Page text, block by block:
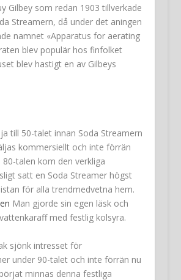
Gilbey som redan 1903 tillverkade
Streamern, då under det aningen
namnet «Apparatus for aerating
blev populär hos finfolket
blev hastigt en av Gilbeys
till 50-talet innan Soda Streamern
kommersiellt och inte förrän
80-talen kom den verkliga
satt en Soda Streamer högst
för alla trendmedvetna hem.
Man gjorde sin egen läsk och
med festlig kolsyra.
sjönk intresset för
under 90-talet och inte förrän nu
minnas denna festliga